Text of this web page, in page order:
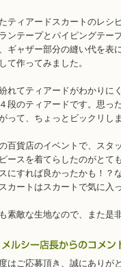
ティアードスカートのレシ
ンテープとパイピングテー
ギャザー部分の縫い代を表
て作ってみました。
れてティアードがわかりに
段のティアードです。思っ
って、ちょっとビックリしま
百貨店のイベントで、スタ
ースを着てらしたのがとて
にすれば良かったかも！？
カートはスカートで気に入
素敵な生地なので、また是
はご応募頂き、誠にありが